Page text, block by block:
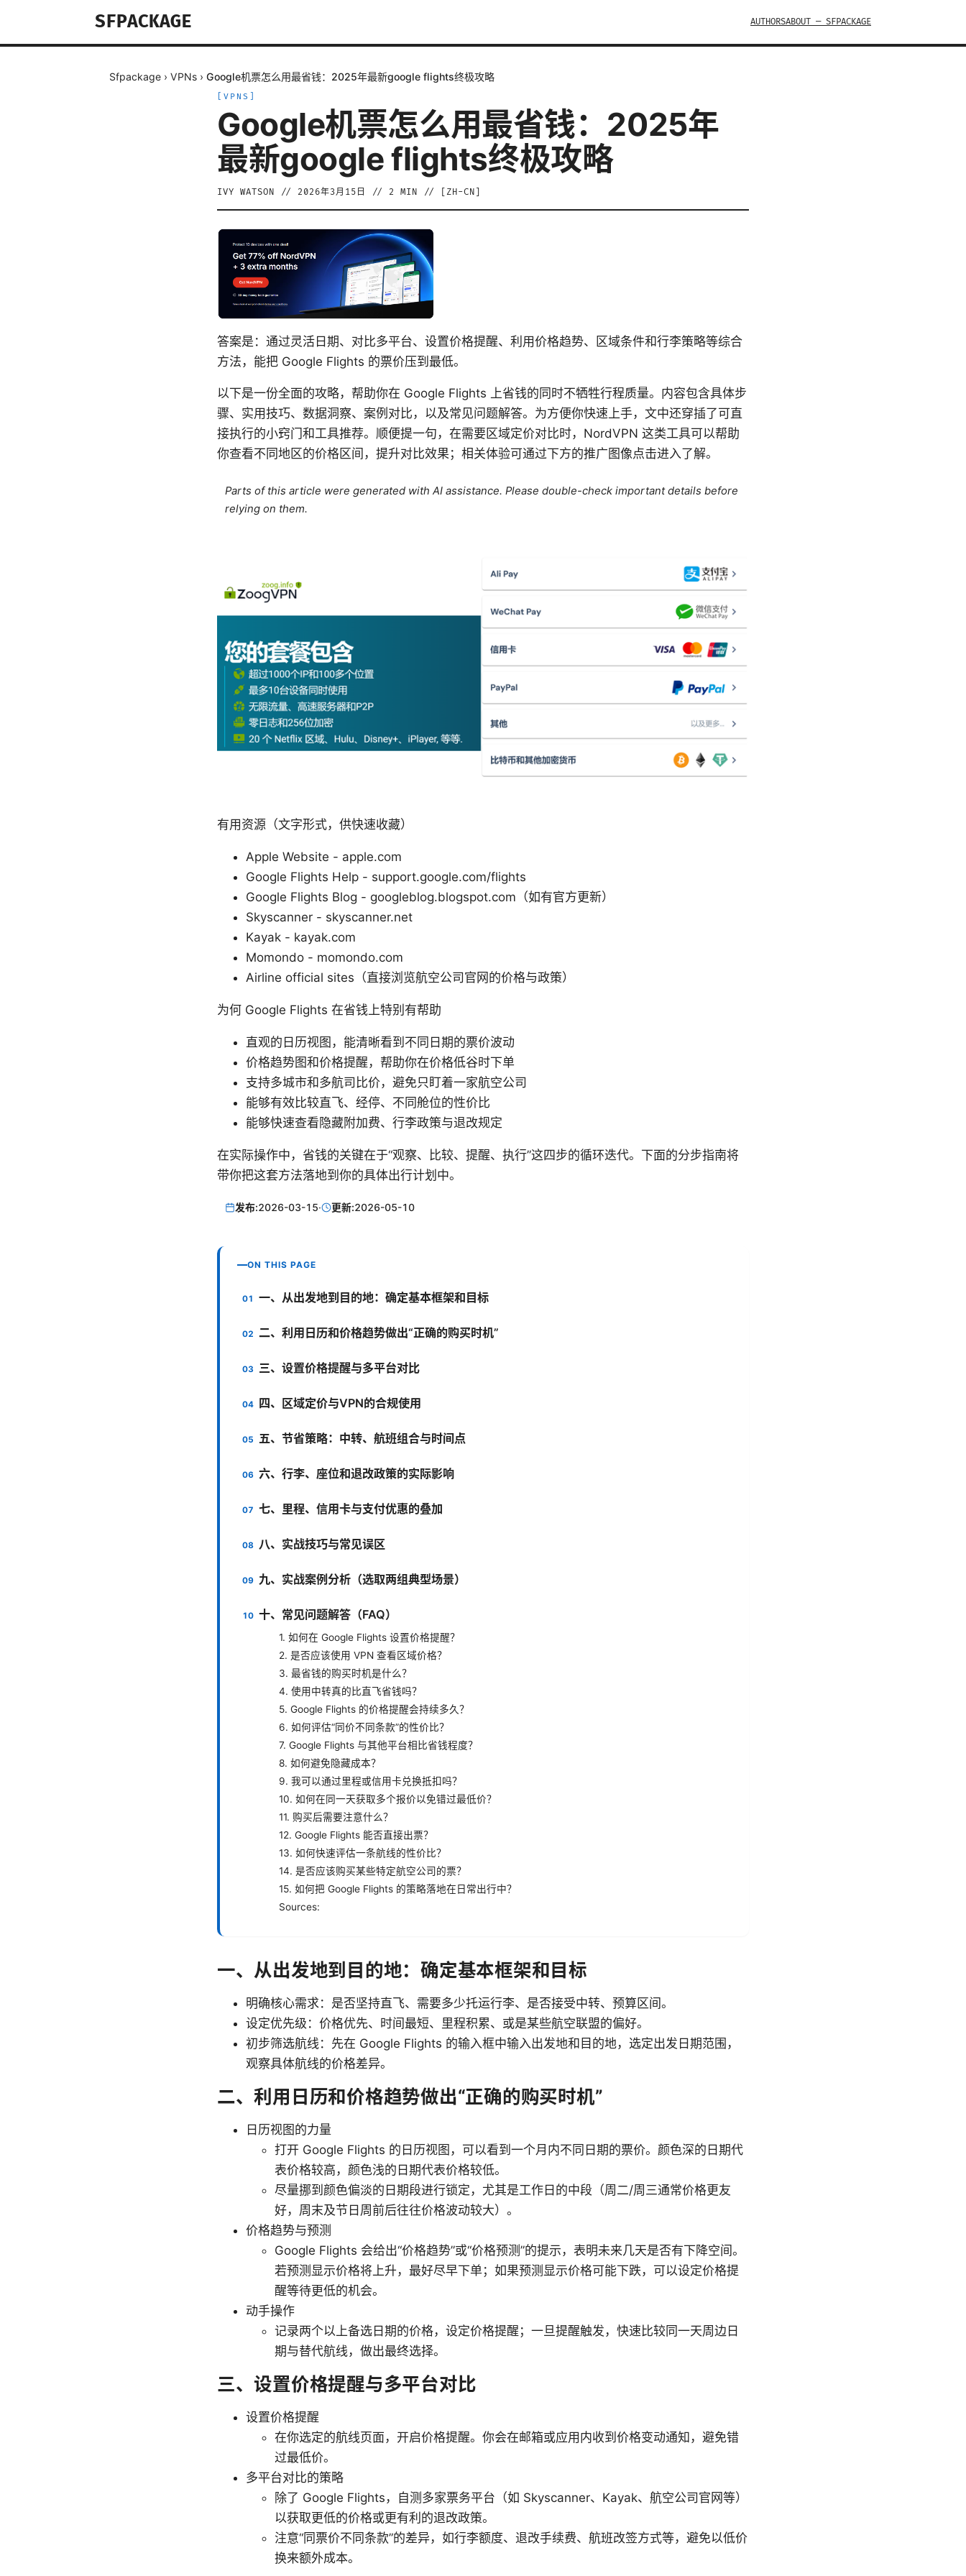
SFPACKAGE AUTHORSABOUT — SFPACKAGE
Sfpackage › VPNs › Google机票怎么用最省钱：2025年最新google flights终极攻略
VPNS
Google机票怎么用最省钱：2025年
最新google flights终极攻略
IVY WATSON // 2026年3月15日 // 2 MIN // [ ZH-CN
答案是：通过灵活日期、对比多平台、设置价格提醒、利用价格趋势、区域条件和行李策略等综合
方法，能把 Google Flights 的票价压到最低。
以下是一份全面的攻略，帮助你在 Google Flights 上省钱的同时不牺牲行程质量。内容包含具体步
骤、实用技巧、数据洞察、案例对比，以及常见问题解答。为方便你快速上手，文中还穿插了可直
接执行的小窍门和工具推荐。顺便提一句，在需要区域定价对比时，NordVPN 这类工具可以帮助
你查看不同地区的价格区间，提升对比效果；相关体验可通过下方的推广图像点击进入了解。
Parts of this article were generated with AI assistance. Please double-check important details before
relying on them.
有用资源（文字形式，供快速收藏）
Apple Website - apple.com
Google Flights Help - support.google.com/flights
Google Flights Blog - googleblog.blogspot.com（如有官方更新）
Skyscanner - skyscanner.net
Kayak - kayak.com
Momondo - momondo.com
Airline official sites（直接浏览航空公司官网的价格与政策）
为何 Google Flights 在省钱上特别有帮助
直观的日历视图，能清晰看到不同日期的票价波动
价格趋势图和价格提醒，帮助你在价格低谷时下单
支持多城市和多航司比价，避免只盯着一家航空公司
能够有效比较直飞、经停、不同舱位的性价比
能够快速查看隐藏附加费、行李政策与退改规定
在实际操作中，省钱的关键在于“观察、比较、提醒、执行”这四步的循环迭代。下面的分步指南将
带你把这套方法落地到你的具体出行计划中。
发布:2026-03-15· 更新:2026-05-10
ON THIS PAGE
一、从出发地到目的地：确定基本框架和目标
二、利用日历和价格趋势做出“正确的购买时机”
三、设置价格提醒与多平台对比
四、区域定价与VPN的合规使用
五、节省策略：中转、航班组合与时间点
六、行李、座位和退改政策的实际影响
七、里程、信用卡与支付优惠的叠加
八、实战技巧与常见误区
九、实战案例分析（选取两组典型场景）
十、常见问题解答（FAQ）
1. 如何在 Google Flights 设置价格提醒？
2. 是否应该使用 VPN 查看区域价格？
3. 最省钱的购买时机是什么？
4. 使用中转真的比直飞省钱吗？
5. Google Flights 的价格提醒会持续多久？
6. 如何评估“同价不同条款”的性价比？
7. Google Flights 与其他平台相比省钱程度？
8. 如何避免隐藏成本？
9. 我可以通过里程或信用卡兑换抵扣吗？
10. 如何在同一天获取多个报价以免错过最低价？
11. 购买后需要注意什么？
12. Google Flights 能否直接出票？
13. 如何快速评估一条航线的性价比？
14. 是否应该购买某些特定航空公司的票？
15. 如何把 Google Flights 的策略落地在日常出行中？
Sources:
一、从出发地到目的地：确定基本框架和目标
明确核心需求：是否坚持直飞、需要多少托运行李、是否接受中转、预算区间。
设定优先级：价格优先、时间最短、里程积累、或是某些航空联盟的偏好。
初步筛选航线：先在 Google Flights 的输入框中输入出发地和目的地，选定出发日期范围，
观察具体航线的价格差异。
二、利用日历和价格趋势做出“正确的购买时机”
日历视图的力量
打开 Google Flights 的日历视图，可以看到一个月内不同日期的票价。颜色深的日期代
表价格较高，颜色浅的日期代表价格较低。
尽量挪到颜色偏淡的日期段进行锁定，尤其是工作日的中段（周二/周三通常价格更友
好，周末及节日周前后往往价格波动较大）。
价格趋势与预测
Google Flights 会给出“价格趋势”或“价格预测”的提示，表明未来几天是否有下降空间。
若预测显示价格将上升，最好尽早下单；如果预测显示价格可能下跌，可以设定价格提
醒等待更低的机会。
动手操作
记录两个以上备选日期的价格，设定价格提醒；一旦提醒触发，快速比较同一天周边日
期与替代航线，做出最终选择。
三、设置价格提醒与多平台对比
设置价格提醒
在你选定的航线页面，开启价格提醒。你会在邮箱或应用内收到价格变动通知，避免错
过最低价。
多平台对比的策略
除了 Google Flights，自测多家票务平台（如 Skyscanner、Kayak、航空公司官网等）
以获取更低的价格或更有利的退改政策。
注意“同票价不同条款”的差异，如行李额度、退改手续费、航班改签方式等，避免以低价
换来额外成本。